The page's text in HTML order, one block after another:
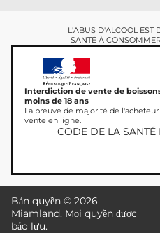
L'ABUS D'ALCOOL EST
SANTÉ À
Interdiction de vente de
moins de 18 ans
La preuve de majorité de
vente en ligne.
CODE DE LA SANTÉ
Bản quyền © 2026
Miamland. Mọi quyền được
bảo lưu.